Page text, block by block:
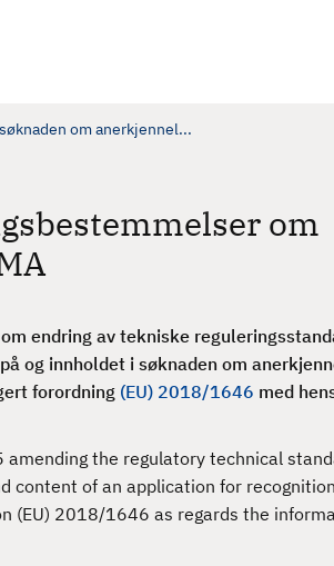
om anerkjennel...
om
endring av tekniske
og innholdet i søknaden om
forordning (EU) 2018/1646 med
the regulatory technical
content of an application for
(EU) 2018/1646 as regards the